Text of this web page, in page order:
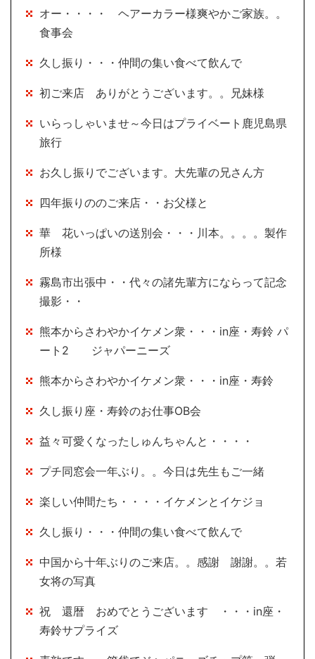
オー・・・・ ヘアーカラー様爽やかご家族。。
食事会
久し振り・・・仲間の集い食べて飲んで
初ご来店 ありがとうございます。。兄妹様
いらっしゃいませ～今日はプライベート鹿児島県
旅行
お久し振りでございます。大先輩の兄さん方
四年振りののご来店・・お父様と
華 花いっぱいの送別会・・・川本。。。。製作
所様
霧島市出張中・・代々の諸先輩方にならって記念
撮影・・
熊本からさわやかイケメン衆・・・in座・寿鈴 パ
ート2 ジャパーニーズ
熊本からさわやかイケメン衆・・・in座・寿鈴
久し振り座・寿鈴のお仕事OB会
益々可愛くなったしゅんちゃんと・・・・
プチ同窓会一年ぶり。。今日は先生もご一緒
楽しい仲間たち・・・・イケメンとイケジョ
久し振り・・・仲間の集い食べて飲んで
中国から十年ぶりのご来店。。感謝 謝謝。。若
女将の写真
祝 還暦 おめでとうございます ・・・in座・
寿鈴サプライズ